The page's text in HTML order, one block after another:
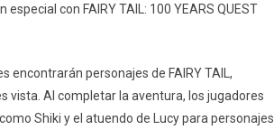
con FAIRY TAIL: 100 YEARS QUEST
encontrarán personajes de FAIRY TAIL,
vista. Al completar la aventura, los jugadores
Shiki y el atuendo de Lucy para personajes